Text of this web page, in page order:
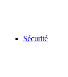
Sécurité